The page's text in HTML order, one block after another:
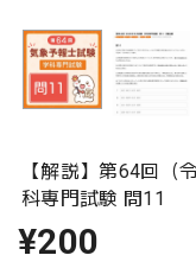
【解説】第64回（
科専門試験 問11
¥200